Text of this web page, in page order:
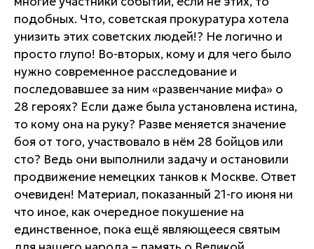
подобных. Что, советская прокуратура хотела
унизить этих советских людей!? Не логично и
просто глупо! Во-вторых, кому и для чего было
нужно современное расследование и
последовавшее за ним «развенчание мифа» о
28 героях? Если даже была установлена истина,
то кому она на руку? Разве меняется значение
боя от того, участвовало в нём 28 бойцов или
сто? Ведь они выполнили задачу и остановили
продвижение немецких танков к Москве. Ответ
очевиден! Материал, показанный 21-го июня ни
что иное, как очередное покушение на
единственное, пока ещё являющееся святым